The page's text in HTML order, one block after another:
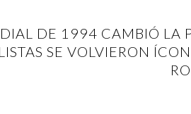
DE 1994 CAMBIÓ LA
SE VOLVIERON